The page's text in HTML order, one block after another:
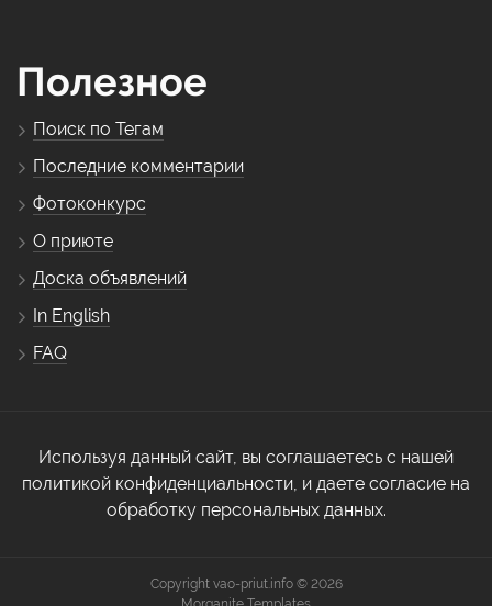
Полезное
Поиск по Тегам
Последние комментарии
Фотоконкурс
О приюте
Доска объявлений
In English
FAQ
Используя данный сайт, вы соглашаетесь с нашей
политикой конфиденциальности, и даете согласие на
обработку персональных данных.
Copyright vao-priut.info © 2026